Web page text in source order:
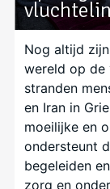
Nog altijd
wereld op de
stranden
en Iran in
moeilijke en
ondersteunt
begeleiden
zorg en